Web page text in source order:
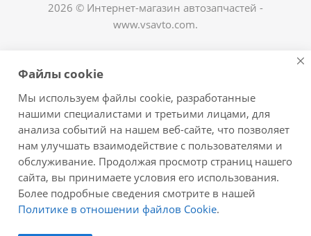
2026 © Интернет-магазин автозапчастей -
www.vsavto.com.
+7 (8482) 622-122 avtovs@yandex.ru
г. Тольятти, ул. Офицерская 14, ГСК "Пламя", 4
этаж, офис 476
Оставайтесь на связи
Файлы cookie
Мы используем файлы cookie, разработанные
нашими специалистами и третьими лицами, для
анализа событий на нашем веб-сайте, что позволяет
нам улучшать взаимодействие с пользователями и
обслуживание. Продолжая просмотр страниц нашего
сайта, вы принимаете условия его использования.
Более подробные сведения смотрите в нашей
Политике в отношении файлов Cookie.